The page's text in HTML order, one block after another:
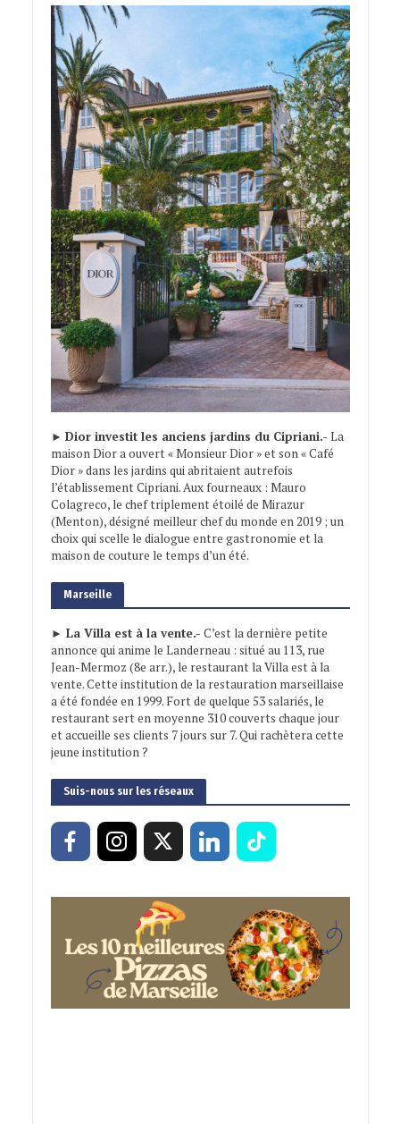
► Dior investit les anciens jardins du Cipriani.- La
maison Dior a ouvert « Monsieur Dior » et son « Café
Dior » dans les jardins qui abritaient autrefois
l’établissement Cipriani. Aux fourneaux : Mauro
Colagreco, le chef triplement étoilé de Mirazur
(Menton), désigné meilleur chef du monde en 2019 ; un
choix qui scelle le dialogue entre gastronomie et la
maison de couture le temps d’un été.
Marseille
► La Villa est à la vente.- C’est la dernière petite
annonce qui anime le Landerneau : situé au 113, rue
Jean-Mermoz (8e arr.), le restaurant la Villa est à la
vente. Cette institution de la restauration marseillaise
a été fondée en 1999. Fort de quelque 53 salariés, le
restaurant sert en moyenne 310 couverts chaque jour
et accueille ses clients 7 jours sur 7. Qui rachètera cette
jeune institution ?
Suis-nous sur les réseaux